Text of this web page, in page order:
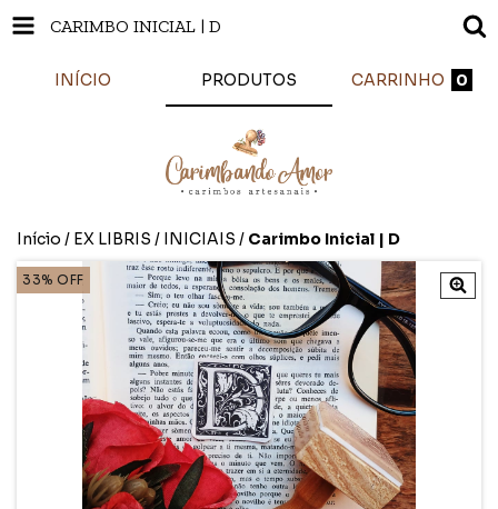
CARIMBO INICIAL | D
INÍCIO PRODUTOS CARRINHO 0
Início / EX LIBRIS / INICIAIS / Carimbo Inicial | D
33% OFF